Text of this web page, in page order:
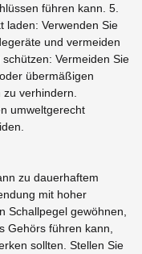
führen kann. 5.
laden: Verwenden Sie
und vermeiden
Vermeiden Sie
übermäßigen
verhindern.
umweltgerecht
zu dauerhaftem
mit hoher
Schallpegel gewöhnen,
Gehörs führen kann,
sollten. Stellen Sie